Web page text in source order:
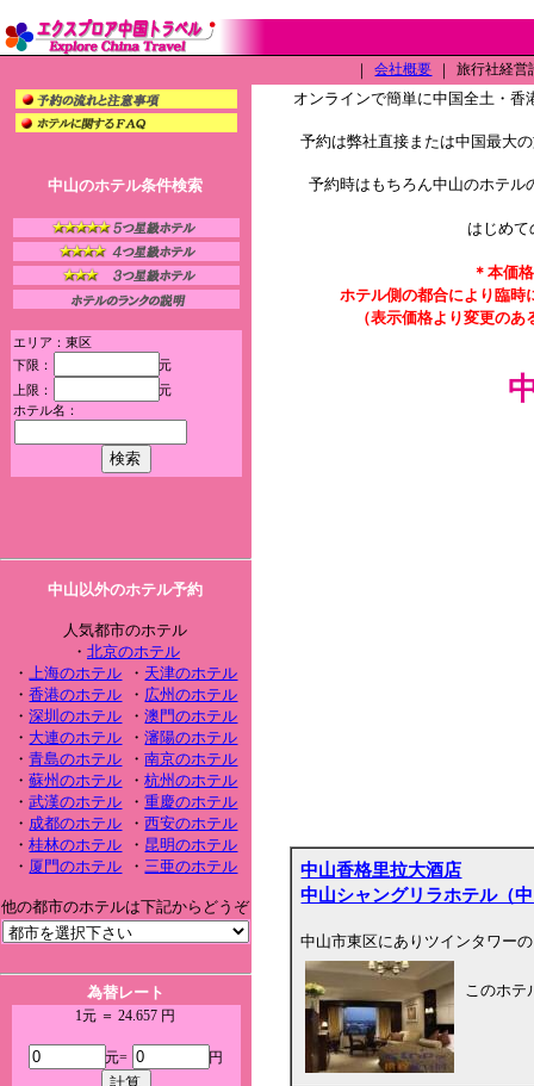
｜ 会社概要 ｜ 旅行社経営
中山のホテル条件検索
エリア：東区
下限：
元
上限：
元
ホテル名：
中山以外のホテル予約
人気都市のホテル
・ 北京のホテル
・上海のホテル ・ 天津のホテル
・香港のホテル ・ 広州のホテル
・深圳のホテル ・澳門のホテル
・ 大連のホテル ・瀋陽のホテル
・青島のホテル ・南京のホテル
・蘇州のホテル ・杭州のホテル
・武漢のホテル ・重慶のホテル
・ 成都のホテル ・西安のホテル
・桂林のホテル ・ 昆明のホテル
・ 厦門のホテル ・三亜のホテル
他の都市のホテルは下記からどうぞ
為替レート
1元 ＝ 24.657 円
元= 円
オンラインで簡単に中国全土・
予約は弊社直接または中国最大
予約時はもちろん中山のホテ
はじめ
＊本価
ホテル側の都合により臨時
（表示価格より変更の
中山香格里拉大酒店
中山シャングリラホテル（
中山市東区にありツインタワー
このホテ